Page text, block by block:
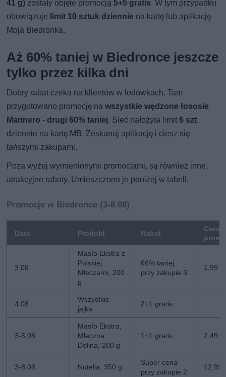
41 g) zostały objęte promocją 5+5 gratis. W tym przypadku
obowiązuje limit 10 sztuk dziennie na kartę lub aplikację
Moja Biedronka.
Aż 60% taniej w Biedronce jeszcze
tylko przez kilka dni
Dobry rabat czeka na klientów w lodówkach. Tam
przygotowano promocję nawszystkie wędzone łososie
Marinero - drugi 60% taniej. Sieć nałożyła limit6 szt.
dziennie na kartę MB. Zeskanuj aplikację i ciesz się
tańszymi zakupami.
Poza wyżej wymienionymi promocjami, są również inne,
atrakcyjne rabaty. Umieszczono je poniżej w tabeli.
Promocje w Biedronce (3-8.08)
Data Produkt Rabat
Cena
3.08
Masło Ekstra z
Polskiej
Mleczarni, 200
g
66% taniej
przy zakupie 3
1,99
4.08
Wszystkie
jajka
2+1 gratis
3-5.08
Masło Ekstra,
Mleczna
Dolina, 200 g
1+1 gratis 2,49
3-8.08 Nutella, 350 g
Super cena
przy zakupie 2
12,99